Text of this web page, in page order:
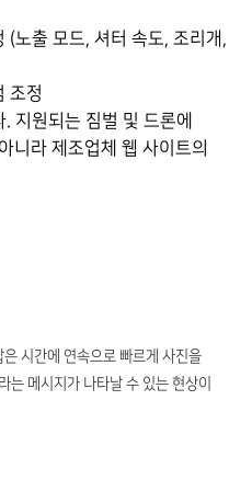
(노출 모드, 셔터 속도, 조리개,
조정
지원되는 짐벌 및 드론에
니라 제조업체 웹 사이트의
시간에 연속으로 빠르게 사진을
는 메시지가 나타날 수 있는 현상이